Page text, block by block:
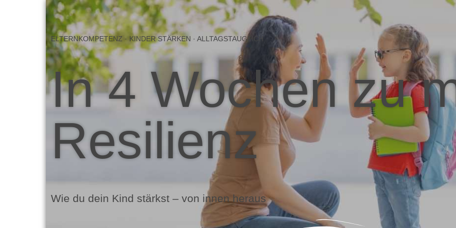
ELTERNKOMPETENZ · KINDER STÄRKEN · ALLTAGSTAUGLICH
In 4 Wochen zu
Resilienz
Wie du dein Kind stärkst – von innen heraus